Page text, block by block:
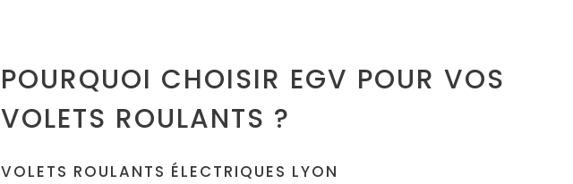
POURQUOI CHOISIR EGV POUR VOS
VOLETS ROULANTS ?
VOLETS ROULANTS ÉLECTRIQUES LYON